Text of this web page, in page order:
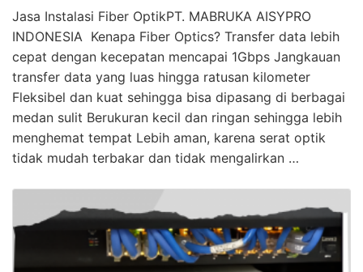
Jasa Instalasi Fiber OptikPT. MABRUKA AISYPRO
INDONESIA Kenapa Fiber Optics? Transfer data lebih
cepat dengan kecepatan mencapai 1Gbps Jangkauan
transfer data yang luas hingga ratusan kilometer
Fleksibel dan kuat sehingga bisa dipasang di berbagai
medan sulit Berukuran kecil dan ringan sehingga lebih
menghemat tempat Lebih aman, karena serat optik
tidak mudah terbakar dan tidak mengalirkan …